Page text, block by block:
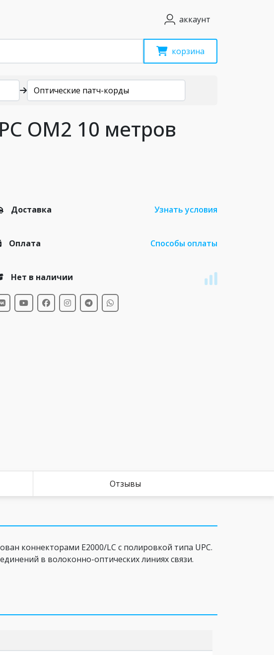
аккаунт
корзина
Оптические патч-корды
OM2 10 метров
Доставка Узнать условия
Оплата Способы оплаты
Нет в наличии
Отзывы
коннекторами E2000/LC c полировкой типа UPC.
в волоконно-оптических линиях связи.